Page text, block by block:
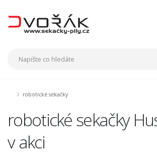
robotické sekačky
robotické sekačky
v akci